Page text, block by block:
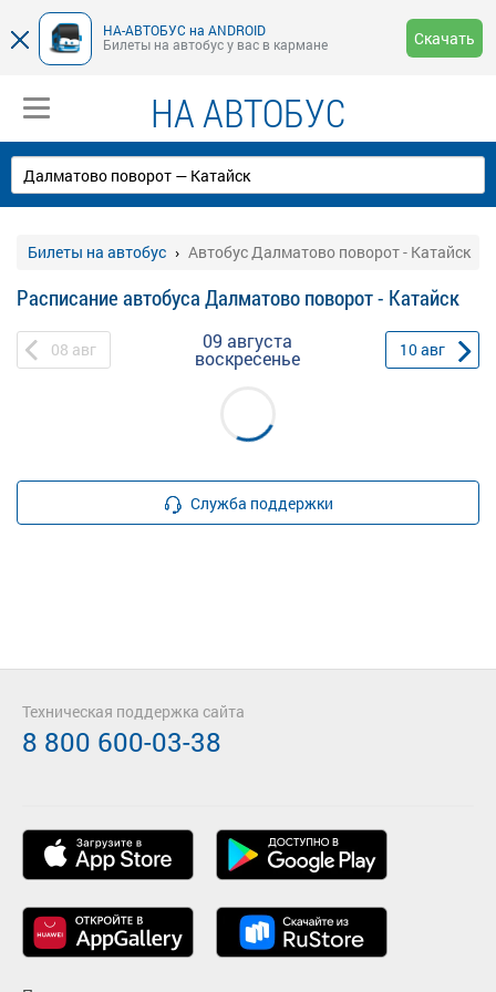
НА-АВТОБУС на ANDROID
Билеты на автобус у вас в кармане
Скачать
НА АВТОБУС
Билеты на автобус Автобус Далматово поворот - Катайск
Расписание автобуса Далматово поворот - Катайск
08 авг 09 августа
воскресенье 10авг
Служба поддержки
Техническая поддержка сайта
8 800 600-03-38